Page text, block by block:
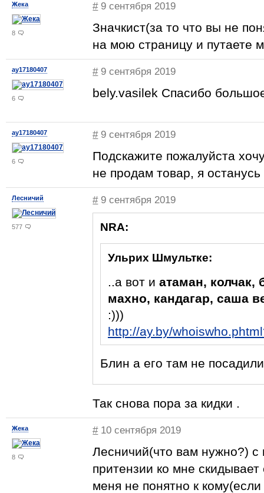
Жека
8
#9 сентября 2019
Значкист(за то что вы не
на мою страницу и путаете
ay17180407
6
#9 сентября 2019
bely.vasilek Спасибо
ay17180407
6
#9 сентября 2019
Подскажите пожалуйста
не продам товар, я
Лесничий
577
#9 сентября 2019
NRA:
Ульрих Шмультке:
..а вот и атаман, колчак,
махно, кандагар, саша
:)))
http://ay.by/
Блин а его там не
Так снова пора за кидки .
Жека
8
#10 сентября 2019
Лесничий(что вам нужно?) с
притензии ко мне
меня не понятно к